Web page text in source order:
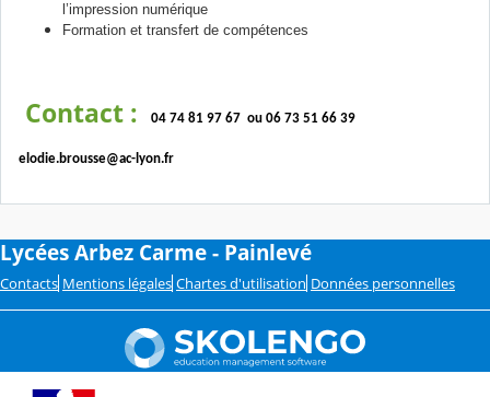
l’impression numérique
Formation et transfert de compétences
Contact : 04 74 81 97 67 ou 06 73 51 66 39
elodie.brousse@ac-lyon.fr
Lycées Arbez Carme - Painlevé
Contacts Mentions légales Chartes d'utilisation Données personnelles